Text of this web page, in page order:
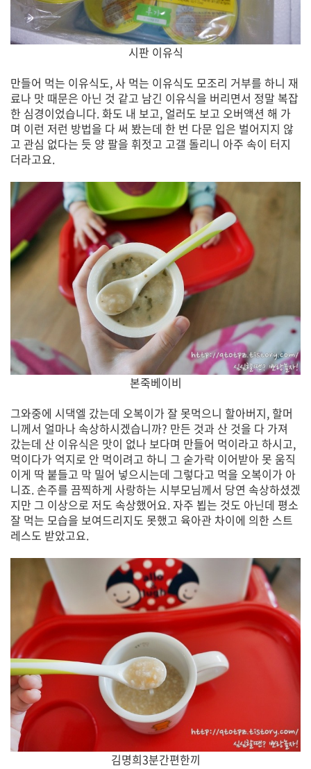
시판 이유식
만들어 먹는 이유식도, 사 먹는 이유식도 모조리 거부를 하니 재
료나 맛 때문은 아닌 것 같고 남긴 이유식을 버리면서 정말 복잡
한 심경이었습니다. 화도 내 보고, 얼러도 보고 오버액션 해 가
며 이런 저런 방법을 다 써 봤는데 한 번 다문 입은 벌어지지 않
고 관심 없다는 듯 양 팔을 휘젓고 고갤 돌리니 아주 속이 터지
더라고요.
본죽베이비
그와중에 시댁엘 갔는데 오복이가 잘 못먹으니 할아버지, 할머
니께서 얼마나 속상하시겠습니까? 만든 것과 산 것을 다 가져
갔는데 산 이유식은 맛이 없나 보다며 만들어 먹이라고 하시고,
먹이다가 억지로 안 먹이려고 하니 그 숟가락 이어받아 못 움직
이게 딱 붙들고 막 밀어 넣으시는데 그렇다고 먹을 오복이가 아
니죠. 손주를 끔찍하게 사랑하는 시부모님께서 당연 속상하셨겠
지만 그 이상으로 저도 속상했어요. 자주 뵙는 것도 아닌데 평소
잘 먹는 모습을 보여드리지도 못했고 육아관 차이에 의한 스트
레스도 받았고요.
김명희3분간편한끼